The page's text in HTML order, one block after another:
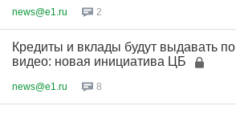
news@e1.ru 2
Кредиты и вклады будут выдавать по
видео: новая инициатива ЦБ
news@e1.ru 8